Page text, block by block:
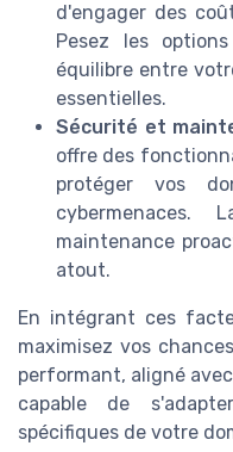
d'engager des
Pesez les
équilibre entre
essentielles.
Sécurité et
offre des
protéger vos
maintenance
atout.
En intégrant ces
maximisez vos
performant, aligné
capable de
spécifiques de votre